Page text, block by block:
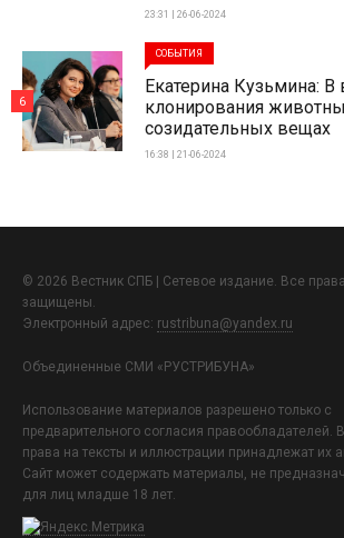
23:31 | 26-06-2024
СОБЫТИЯ
Екатерина Кузьмина: В
клонирования
созидательных вещах
16:38 | 21-06-2024
6
© 2026 Вестник СПБ | Сетевое издание. Все права
защищены.
Электронный адрес: rustribuna@yandex.ru
Объединенные СМИ «РУСТРИБУНА»
Использование материалов разрешено только с
предварительного согласия правообладателей.
права на тексты и иллюстрации принадлежат их
Сайт может содержать материалы, не
для лиц младше 18 лет.